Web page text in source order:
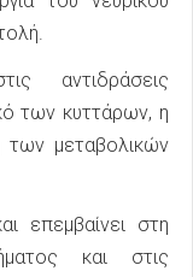
αντιδράσεις
των κυττάρων, η
των μεταβολικών
επεμβαίνει στη
και στις